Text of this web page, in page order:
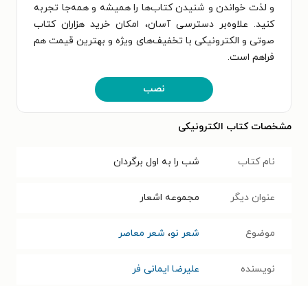
و لذت خواندن و شنیدن کتاب‌ها را همیشه و همه‌جا تجربه
کنید. علاوه‌بر دسترسی آسان، امکان خرید هزاران کتاب
صوتی و الکترونیکی با تخفیف‌های ویژه و بهترین قیمت هم
فراهم است.
نصب
مشخصات کتاب الکترونیکی
نام کتاب شب را به اول برگردان
عنوان دیگر مجموعه اشعار
موضوع شعر نو، شعر معاصر
نویسنده علیرضا ایمانی فر